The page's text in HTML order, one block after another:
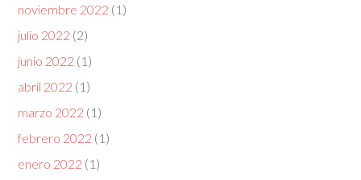
noviembre 2022 (1)
julio 2022 (2)
junio 2022 (1)
abril 2022 (1)
marzo 2022 (1)
febrero 2022 (1)
enero 2022 (1)